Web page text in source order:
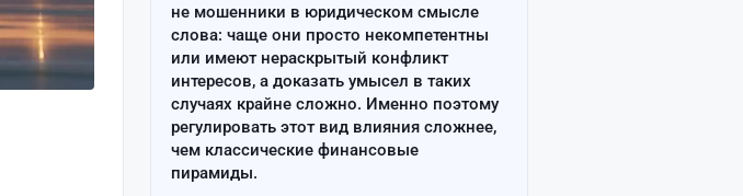
не мошенники в юридическом смысле
слова: чаще они просто некомпетентны
или имеют нераскрытый конфликт
интересов, а доказать умысел в таких
случаях крайне сложно. Именно поэтому
регулировать этот вид влияния сложнее,
чем классические финансовые
пирамиды.